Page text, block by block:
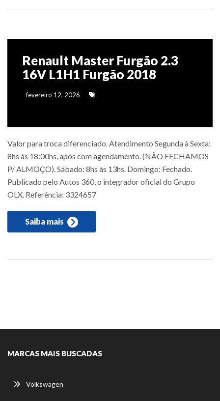
Renault Master Furgão 2.3
16V L1H1 Furgão 2018
fevereiro 12, 2026
Valor para troca diferenciado. Atendimento Segunda à Sexta:
8hs às 18:00hs, após com agendamento. (NÃO FECHAMOS
P/ ALMOÇO). Sábado: 8hs às 13hs. Domingo: Fechado.
Publicado pelo Autos 360, o integrador oficial do Grupo
OLX. Referência: 3324657
Saiba mais
MARCAS MAIS BUSCADAS
Volkswagen